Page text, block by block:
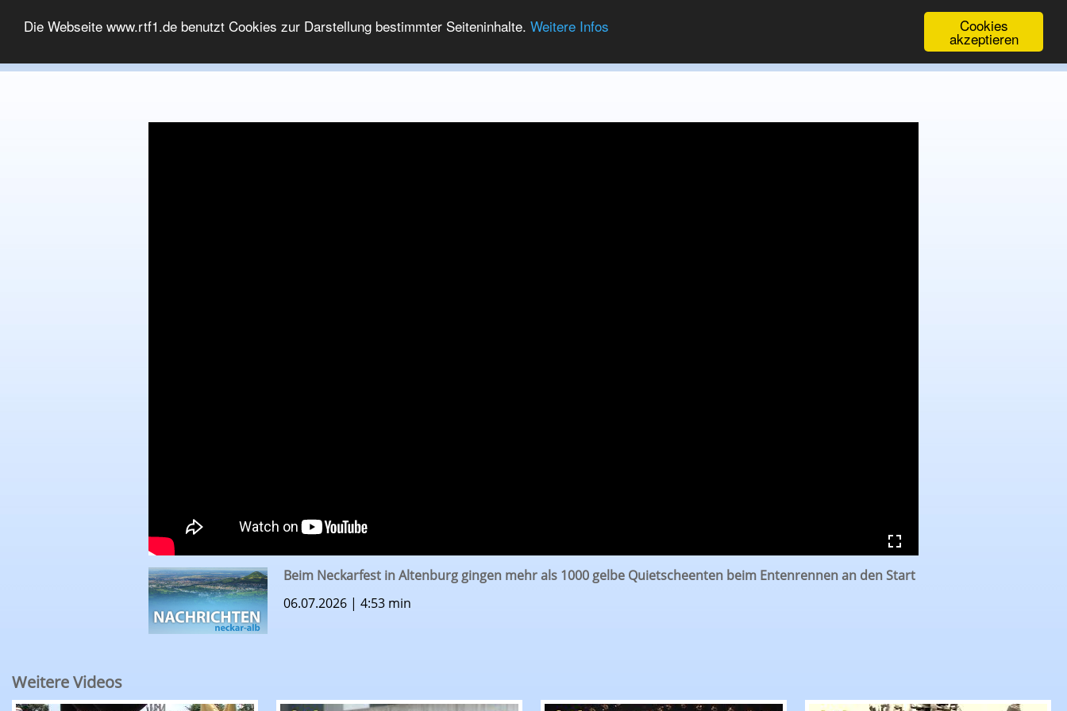
Cookies
akzeptieren
Die Webseite www.rtf1.de benutzt Cookies zur Darstellung bestimmter Seiteninhalte. Weitere Infos
MEDIATHEK
Beim Neckarfest in Altenburg gingen mehr als 1000 gelbe Quietscheenten beim Entenrennen an den Start
06.07.2026 | 4:53 min
Weitere Videos